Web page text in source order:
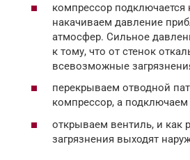
компрессор подключается
накачиваем давление
атмосфер. Сильное
к тому, что от стенок
всевозможные
перекрываем отводной
компрессор, а
открываем вентиль, и как
загрязнения выходят